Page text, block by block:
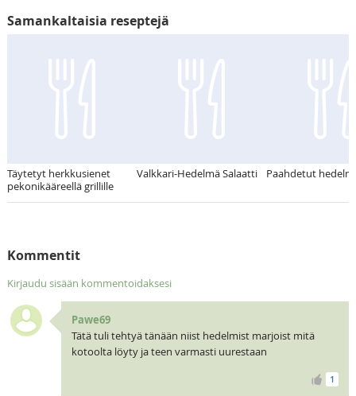
Samankaltaisia reseptejä
Täytetyt herkkusienet
pekonikääreellä grillille
Valkkari-Hedelmä Salaatti Paahdetut
Kommentit
Kirjaudu sisään kommentoidaksesi
Pawe69
Tätä tuli tehtyä tänään niist hedelmist marjoist mitä
kotoolta löyty ja teen varmasti uurestaan
1